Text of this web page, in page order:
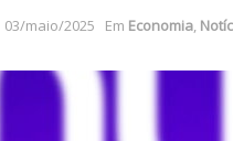
03/maio/2025 Em Economia,